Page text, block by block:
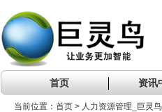
首页 资讯
当前位置：首页 > 人力资源管理_巨灵